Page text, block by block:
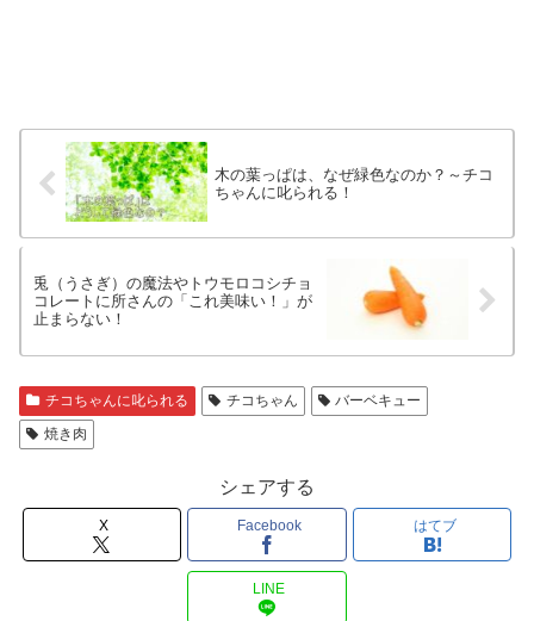
木の葉っぱは、なぜ緑色なのか？～チコ
ちゃんに叱られる！
兎（うさぎ）の魔法やトウモロコシチョ
コレートに所さんの「これ美味い！」が
止まらない！
チコちゃんに叱られる チコちゃん
バーベキュー
焼き肉
シェアする
X Facebook はてブ
LINE